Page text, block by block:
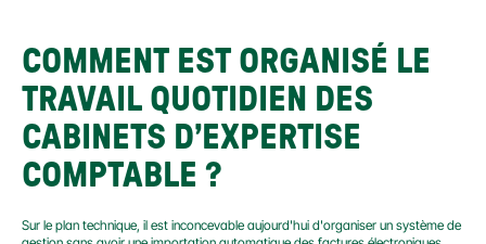
COMMENT EST ORGANISÉ LE
TRAVAIL QUOTIDIEN DES
CABINETS D’EXPERTISE
COMPTABLE ?
Sur le plan technique, il est inconcevable aujourd'hui d'organiser un système de